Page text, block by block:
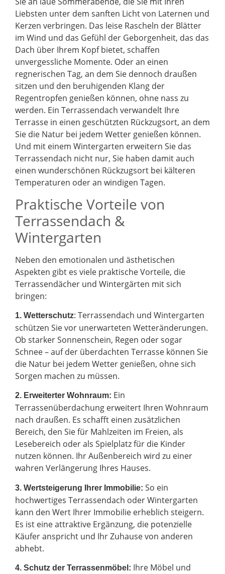
Liebsten unter dem sanften Licht von Laternen und
Kerzen verbringen. Das leise Rascheln der Blätter
im Wind und das Gefühl der Geborgenheit, das das
Dach über Ihrem Kopf bietet, schaffen
unvergessliche Momente. Oder an einen
regnerischen Tag, an dem Sie dennoch draußen
sitzen und den beruhigenden Klang der
Regentropfen genießen können, ohne nass zu
werden. Ein Terrassendach verwandelt Ihre
Terrasse in einen geschützten Rückzugsort, an dem
Sie die Natur bei jedem Wetter genießen können.
Und mit einem Wintergarten erweitern Sie das
Terrassendach nicht nur, Sie haben damit auch
einen wunderschönen Rückzugsort bei kälteren
Temperaturen oder an windigen Tagen.
Praktische Vorteile von
Terrassendach &
Wintergarten
Neben den emotionalen und ästhetischen
Aspekten gibt es viele praktische Vorteile, die
Terrassendächer und Wintergärten mit sich
bringen:
1. Wetterschutz: Terrassendach und Wintergarten
schützen Sie vor unerwarteten Wetteränderungen.
Ob starker Sonnenschein, Regen oder sogar
Schnee – auf der überdachten Terrasse können Sie
die Natur bei jedem Wetter genießen, ohne sich
Sorgen machen zu müssen.
2. Erweiterter Wohnraum: Ein
Terrassenüberdachung erweitert Ihren Wohnraum
nach draußen. Es schafft einen zusätzlichen
Bereich, den Sie für Mahlzeiten im Freien, als
Lesebereich oder als Spielplatz für die Kinder
nutzen können. Ihr Außenbereich wird zu einer
wahren Verlängerung Ihres Hauses.
3. Wertsteigerung Ihrer Immobilie: So ein
hochwertiges Terrassendach oder Wintergarten
kann den Wert Ihrer Immobilie erheblich steigern.
Es ist eine attraktive Ergänzung, die potenzielle
Käufer anspricht und Ihr Zuhause von anderen
abhebt.
4. Schutz der Terrassenmöbel: Ihre Möbel und